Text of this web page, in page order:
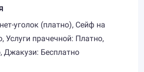
уголок (платно), Сейф на
Услуги прачечной: Платно,
Джакузи: Бесплатно